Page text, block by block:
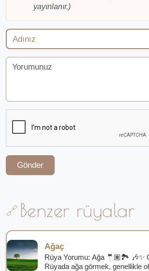
yayınlanır.)
Gönder
Benzer rüyalar
Ağaç
Rüya Yorumu: Ağa 🤵🏽🏞️ 🎶✨
Rüyada ağa görmek, genellikle